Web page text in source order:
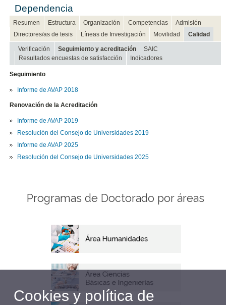
Dependencia
Resumen Estructura Organización Competencias
Admisión
Directores/as de tesis
Líneas de Investigación Movilidad Calidad
Verificación Seguimiento y acreditación
SAIC
Resultados encuestas de satisfacción
Indicadores
Seguimiento
Informe de AVAP 2018
Renovación de la Acreditación
Informe de AVAP 2019
Resolución del Consejo de Universidades 2019
Informe de AVAP 2025
Resolución del Consejo de Universidades 2025
Programas de Doctorado por áreas
Cookies y política de